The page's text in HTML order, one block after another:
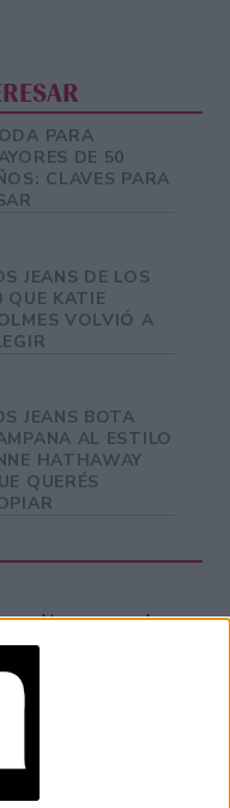
PARA
DE 50
CLAVES PARA
JEANS DE LOS
QUE KATIE
VOLVIÓ A
JEANS BOTA
AL ESTILO
HATHAWAY
QUERÉS
alto, ya que el
y dar la